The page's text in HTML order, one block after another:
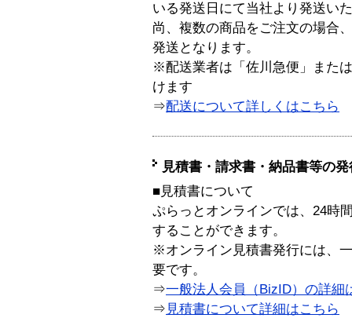
いる発送日にて当社より発送い
尚、複数の商品をご注文の場合
発送となります。
※配送業者は「佐川急便」また
けます
⇒配送について詳しくはこちら
見積書・請求書・納品書等の
■見積書について
ぷらっとオンラインでは、24時
することができます。
※オンライン見積書発行には、
要です。
⇒一般法人会員（BizID）の詳細
⇒ 見積書について詳細はこちら